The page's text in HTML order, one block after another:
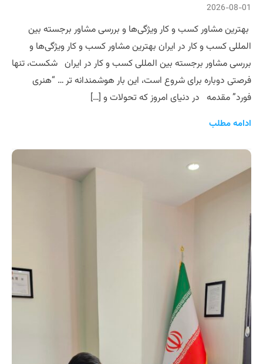
2026-08-01
بهترین مشاور کسب و کار ویژگی‌ها و بررسی مشاور برجسته بین
المللی کسب و کار در ایران بهترین مشاور کسب و کار ویژگی‌ها و
بررسی مشاور برجسته بین المللی کسب و کار در ایران شکست، تنها
فرصتی دوباره برای شروع است، این بار هوشمندانه تر … “هنری
فورد” مقدمه در دنیای امروز که تحولات و […]
ادامه مطلب